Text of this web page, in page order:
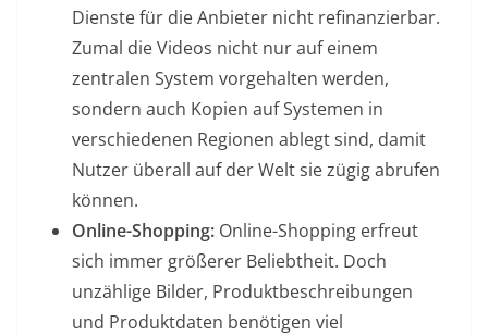
Dienste für die Anbieter nicht refinanzierbar.
Zumal die Videos nicht nur auf einem
zentralen System vorgehalten werden,
sondern auch Kopien auf Systemen in
verschiedenen Regionen ablegt sind, damit
Nutzer überall auf der Welt sie zügig abrufen
können.
Online-Shopping: Online-Shopping erfreut
sich immer größerer Beliebtheit. Doch
unzählige Bilder, Produktbeschreibungen
und Produktdaten benötigen viel